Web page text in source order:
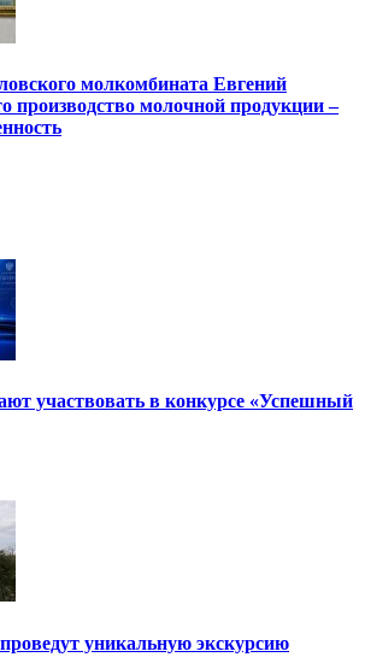
молкомбината Евгений
производство молочной продукции –
участвовать в конкурсе «Успешный
уникальную экскурсию